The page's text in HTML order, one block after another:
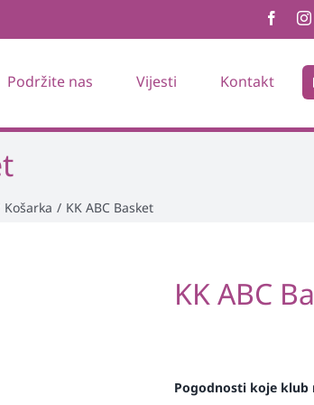
Podržite nas Vijesti Kontakt
Košarka / KK ABC Basket
KK ABC
Pogodnosti koje klub